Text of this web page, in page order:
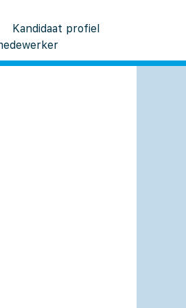
Kandidaat profiel